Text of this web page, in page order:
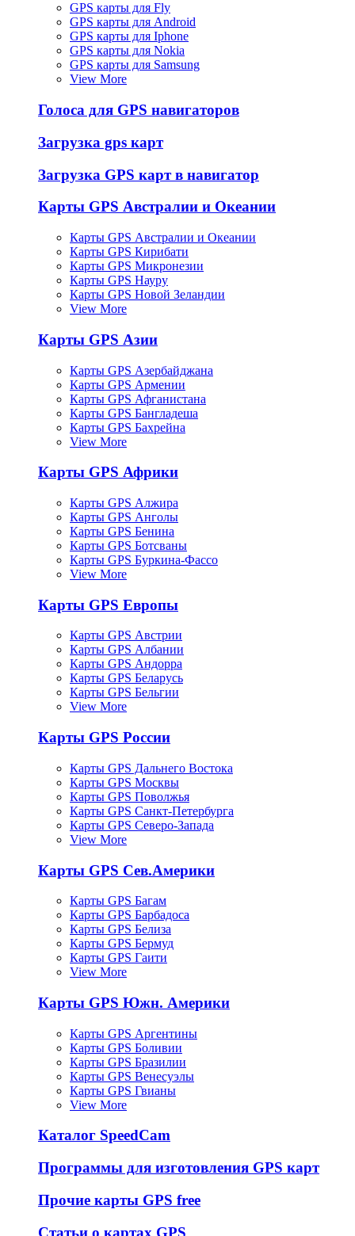
GPS карты для Fly
GPS карты для Android
GPS карты для Iphone
GPS карты для Nokia
GPS карты для Samsung
View More
Голоса для GPS навигаторов
Загрузка gps карт
Загрузка GPS карт в навигатор
Карты GPS Австралии и Океании
Карты GPS Австралии и Океании
Карты GPS Кирибати
Карты GPS Микронезии
Карты GPS Науру
Карты GPS Новой Зеландии
View More
Карты GPS Азии
Карты GPS Азербайджана
Карты GPS Армении
Карты GPS Афганистана
Карты GPS Бангладеша
Карты GPS Бахрейна
View More
Карты GPS Африки
Карты GPS Алжира
Карты GPS Анголы
Карты GPS Бенина
Карты GPS Ботсваны
Карты GPS Буркина-Фассо
View More
Карты GPS Европы
Карты GPS Австрии
Карты GPS Албании
Карты GPS Андорра
Карты GPS Беларусь
Карты GPS Бельгии
View More
Карты GPS России
Карты GPS Дальнего Востока
Карты GPS Москвы
Карты GPS Поволжья
Карты GPS Санкт-Петербурга
Карты GPS Северо-Запада
View More
Карты GPS Сев.Америки
Карты GPS Багам
Карты GPS Барбадоса
Карты GPS Белиза
Карты GPS Бермуд
Карты GPS Гаити
View More
Карты GPS Южн. Америки
Карты GPS Аргентины
Карты GPS Боливии
Карты GPS Бразилии
Карты GPS Венесуэлы
Карты GPS Гвианы
View More
Каталог SpeedCam
Программы для изготовления GPS карт
Прочие карты GPS free
Статьи о картах GPS